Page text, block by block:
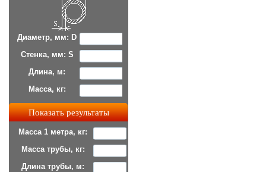
Диаметр, мм: D
Стенка, мм: S
Длина, м:
Масса, кг:
Масса 1 метра, кг:
Масса трубы, кг:
Длина трубы, м: